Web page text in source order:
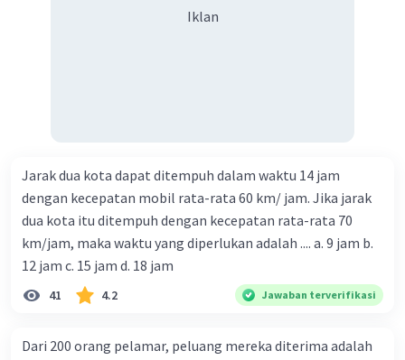
Iklan
Jarak dua kota dapat ditempuh dalam waktu 14 jam
dengan kecepatan mobil rata-rata 60 km/ jam. Jika jarak
dua kota itu ditempuh dengan kecepatan rata-rata 70
km/jam, maka waktu yang diperlukan adalah .... a. 9 jam b.
12 jam c. 15 jam d. 18 jam
41 4.2 Jawaban terverifikasi
Dari 200 orang pelamar, peluang mereka diterima adalah